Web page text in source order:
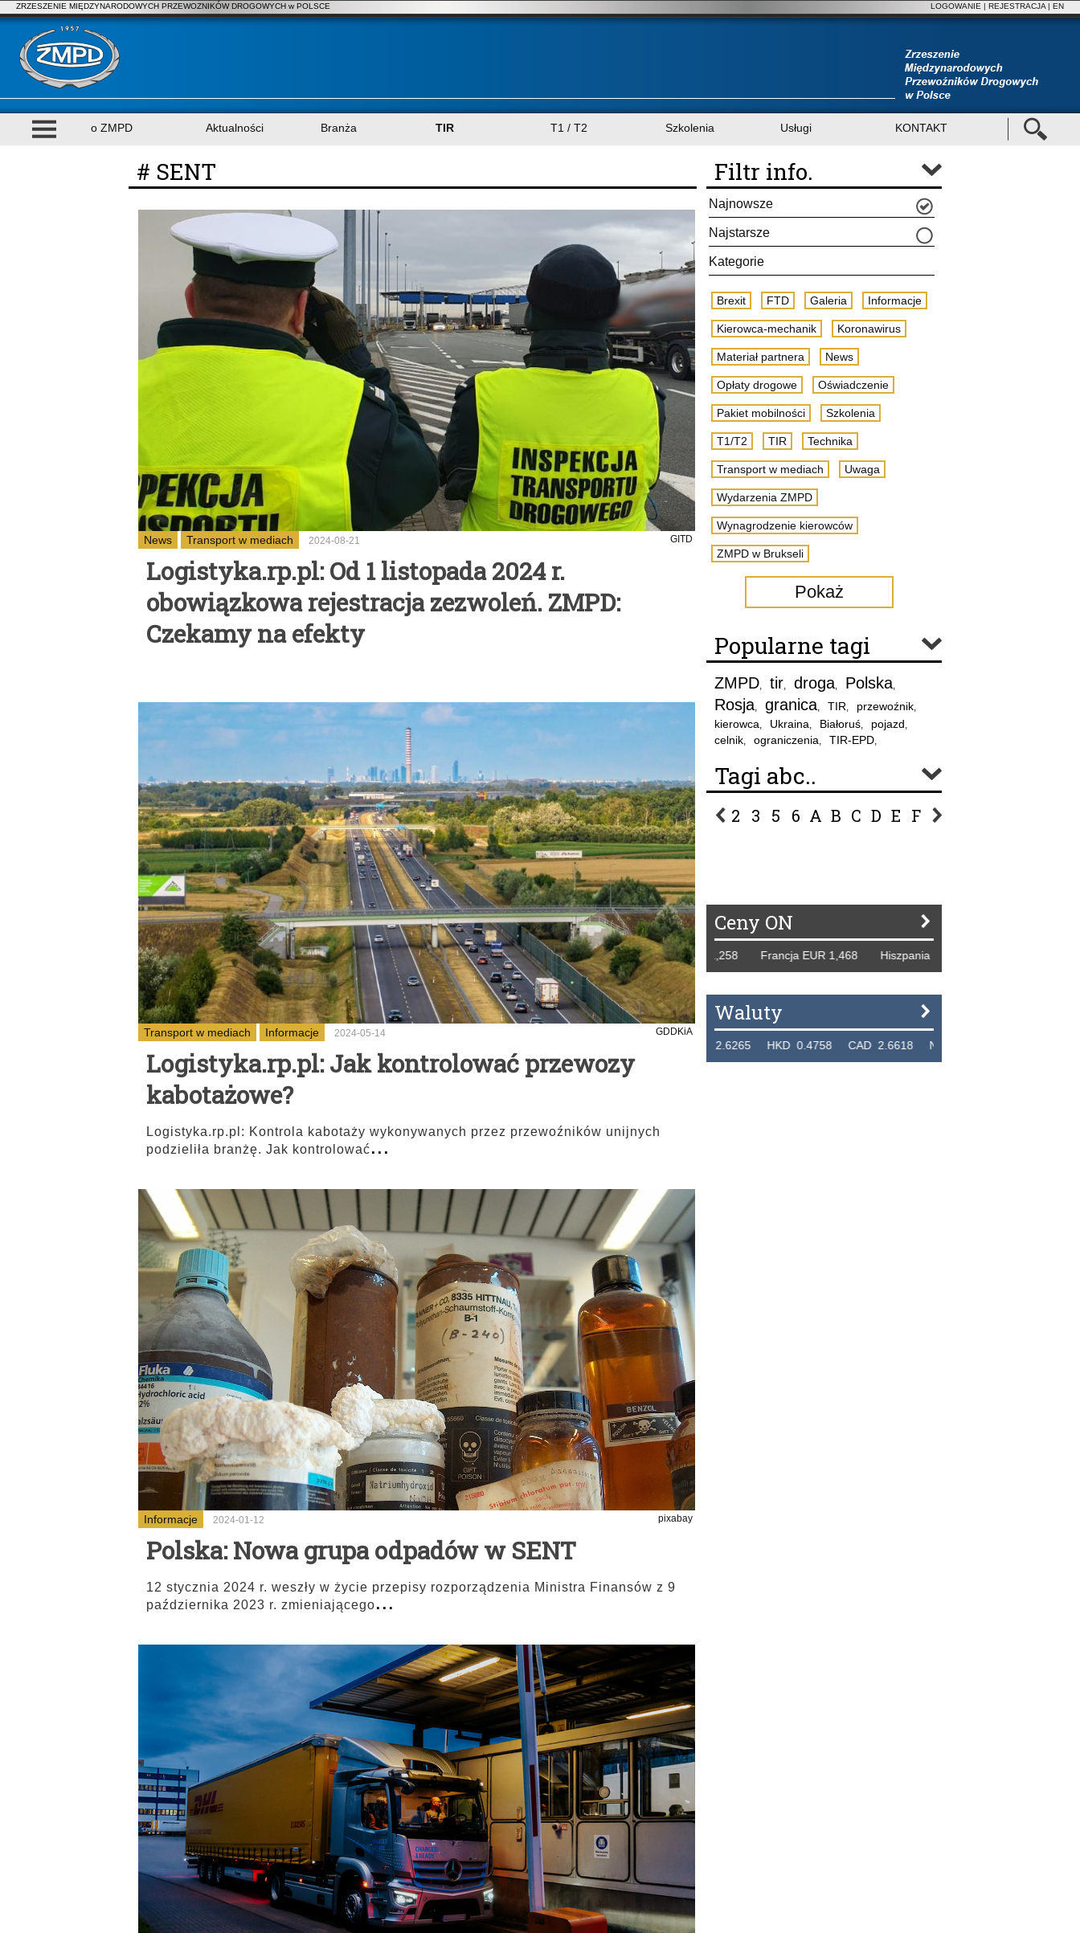
ZRZESZENIE MIĘDZYNARODOWYCH PRZEWOZNIKÓW DROGOWYCH w POLSCE LOGOWANIE | REJESTRACJA | EN
o ZMPD Aktualności Branża TIR T1 / T2 Szkolenia Usługi KONTAKT
# SENT
News Transport w mediach 2024-08-21 GITD
Logistyka.rp.pl: Od 1 listopada 2024 r.
obowiązkowa rejestracja zezwoleń. ZMPD:
Czekamy na efekty
Transport w mediach Informacje 2024-05-14 GDDKiA
Logistyka.rp.pl: Jak kontrolować przewozy
kabotażowe?
Logistyka.rp.pl: Kontrola kabotaży wykonywanych przez przewoźników unijnych
podzieliła branżę. Jak kontrolować...
Informacje 2024-01-12 pixabay
Polska: Nowa grupa odpadów w SENT
12 stycznia 2024 r. weszły w życie przepisy rozporządzenia Ministra Finansów z 9
października 2023 r. zmieniającego...
Filtr info.
Najnowsze
Najstarsze
Kategorie
Brexit FTD Galeria Informacje
Kierowca-mechanik Koronawirus
Materiał partnera News
Opłaty drogowe Oświadczenie
Pakiet mobilności Szkolenia
T1/T2 TIR Technika
Transport w mediach Uwaga
Wydarzenia ZMPD
Wynagrodzenie kierowców
ZMPD w Brukseli
Pokaż
Popularne tagi
ZMPD, tir, droga, Polska,
Rosja, granica, TIR, przewoźnik,
kierowca, Ukraina, Białoruś, pojazd,
celnik, ograniczenia, TIR-EPD,
Tagi abc..
2 3 5 6 A B C D E F G
Ceny ON
Tydzień 42/2019 r. Niemcy EUR 1,258 Francja EUR 1,468 Hiszpania EUR 1,229 WB GBP 1,318
Waluty
THB 0.1129 USD 3.7324 AUD 2.6265 HKD 0.4758 CAD 2.6618 NZD 2.1914 SGD 2.9123